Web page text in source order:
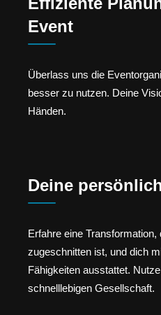
Event
Überlass uns die
besser zu nutzen. Deine
Händen.
Deine
Erfahre eine
zugeschnitten ist, und dich
Fähigkeiten ausstattet.
schnelllebigen Gesellschaft.